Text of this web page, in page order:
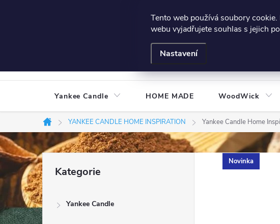
Tento web používá soubory
webu vyjadřujete souhlas s jejich
Nastavení
Podmínky e-shopu
Yankee Candle HOME MADE WoodWick
Domů
YANKEE CANDLE HOME INSPIRATION Yankee Candle Home
P
o
s
kategorie
Kategorie
Yankee Candle
Novinka